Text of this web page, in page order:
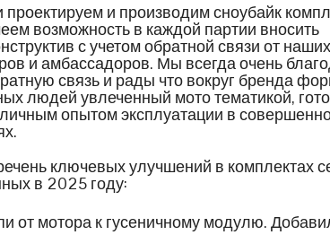
и производим сноубайк
возможность в каждой партии вносить
с учетом обратной связи от наших
и амбассадоров. Мы всегда очень
связь и рады что вокруг бренда
людей увлеченный мото тематикой,
опытом эксплуатации в
ключевых улучшений в комплектах
в 2025 году:
от мотора к гусеничному модулю.